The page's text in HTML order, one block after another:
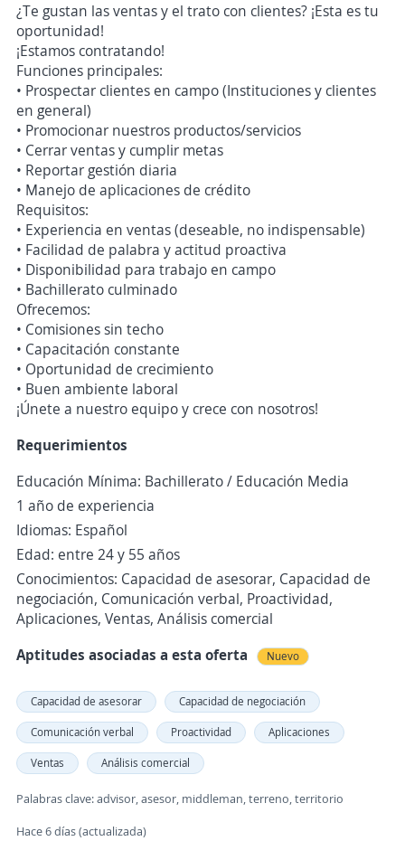
¿Te gustan las ventas y el trato con clientes? ¡Esta es tu
oportunidad!
¡Estamos contratando!
Funciones principales:
• Prospectar clientes en campo (Instituciones y clientes
en general)
• Promocionar nuestros productos/servicios
• Cerrar ventas y cumplir metas
• Reportar gestión diaria
• Manejo de aplicaciones de crédito
Requisitos:
• Experiencia en ventas (deseable, no indispensable)
• Facilidad de palabra y actitud proactiva
• Disponibilidad para trabajo en campo
• Bachillerato culminado
Ofrecemos:
• Comisiones sin techo
• Capacitación constante
• Oportunidad de crecimiento
• Buen ambiente laboral
¡Únete a nuestro equipo y crece con nosotros!
Requerimientos
Educación Mínima: Bachillerato / Educación Media
1 año de experiencia
Idiomas: Español
Edad: entre 24 y 55 años
Conocimientos: Capacidad de asesorar, Capacidad de
negociación, Comunicación verbal, Proactividad,
Aplicaciones, Ventas, Análisis comercial
Aptitudes asociadas a esta oferta
Nuevo
Capacidad de asesorar
Capacidad de negociación
Comunicación verbal
Proactividad
Aplicaciones
Ventas
Análisis comercial
Palabras clave: advisor, asesor, middleman, terreno, territorio
Hace 6 días (actualizada)